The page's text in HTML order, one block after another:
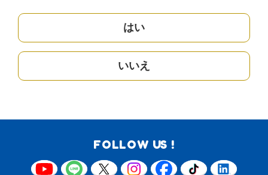
はい
いいえ
FOLLOW US !